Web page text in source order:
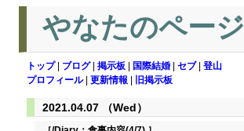
やなたのページ
トップ| ブログ| 掲示板 国際結婚 セブ| 登山
プロフィール| 更新情報 旧掲示板
2021.04.07 （Wed）